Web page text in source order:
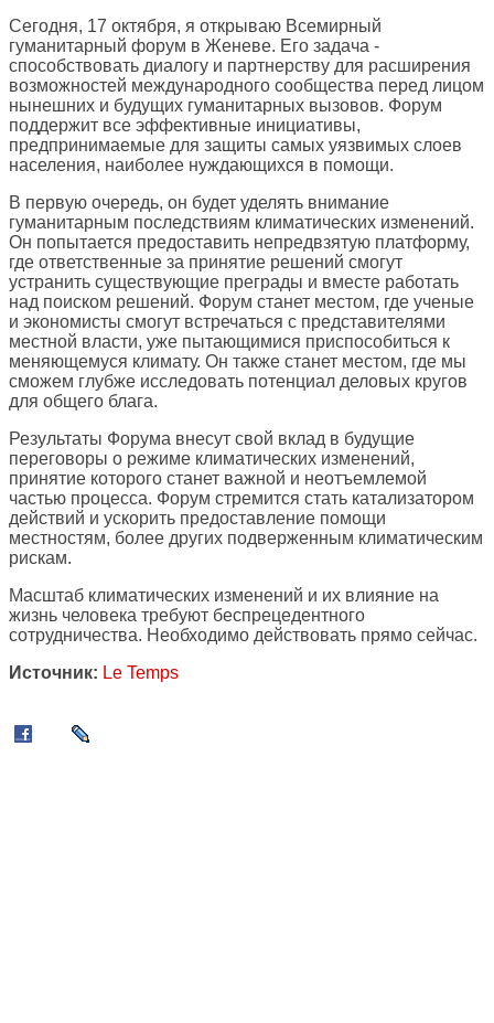
Сегодня, 17 октября, я открываю Всемирный
гуманитарный форум в Женеве. Его задача -
способствовать диалогу и партнерству для расширения
возможностей международного сообщества перед лицом
нынешних и будущих гуманитарных вызовов. Форум
поддержит все эффективные инициативы,
предпринимаемые для защиты самых уязвимых слоев
населения, наиболее нуждающихся в помощи.
В первую очередь, он будет уделять внимание
гуманитарным последствиям климатических изменений.
Он попытается предоставить непредвзятую платформу,
где ответственные за принятие решений смогут
устранить существующие преграды и вместе работать
над поиском решений. Форум станет местом, где ученые
и экономисты смогут встречаться с представителями
местной власти, уже пытающимися приспособиться к
меняющемуся климату. Он также станет местом, где мы
сможем глубже исследовать потенциал деловых кругов
для общего блага.
Результаты Форума внесут свой вклад в будущие
переговоры о режиме климатических изменений,
принятие которого станет важной и неотъемлемой
частью процесса. Форум стремится стать катализатором
действий и ускорить предоставление помощи
местностям, более других подверженным климатическим
рискам.
Масштаб климатических изменений и их влияние на
жизнь человека требуют беспрецедентного
сотрудничества. Необходимо действовать прямо сейчас.
Источник: Le Temps